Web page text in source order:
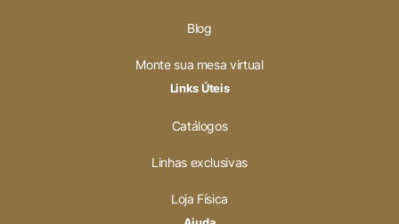
Blog
Monte sua mesa virtual
Links Úteis
Catálogos
Linhas exclusivas
Loja Física